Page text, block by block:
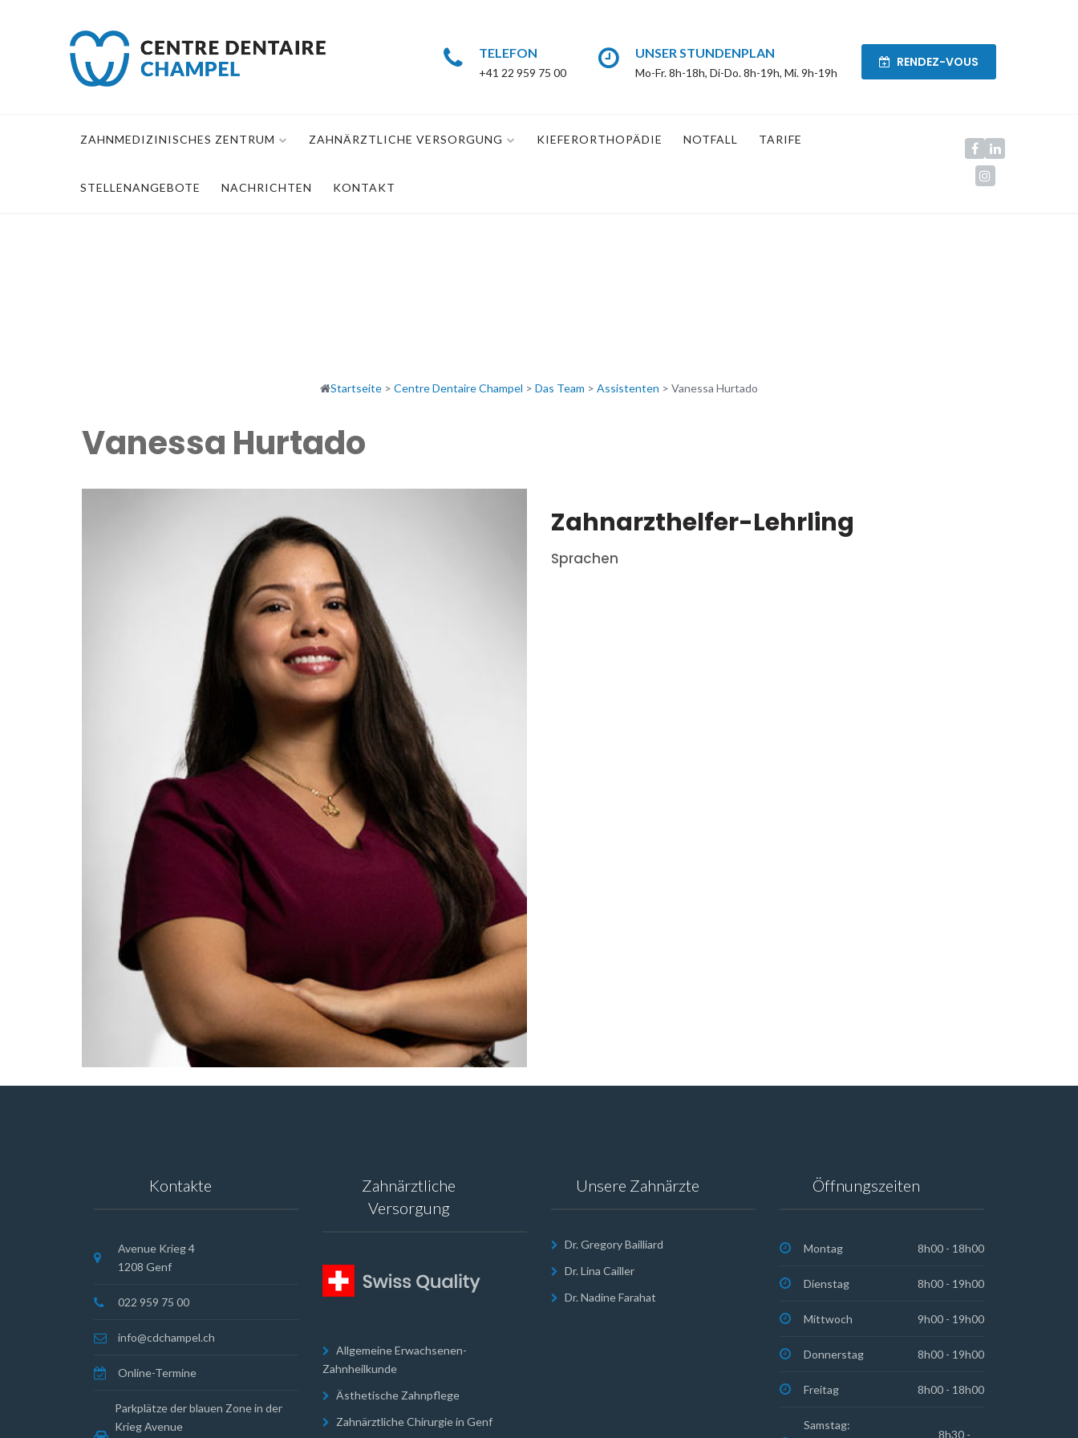
TELEFON
+41 22 959 75 00
UNSER STUNDENPLAN
Mo-Fr. 8h-18h, Di-Do. 8h-19h, Mi. 9h-19h
RENDEZ-VOUS
ZAHNMEDIZINISCHES ZENTRUM ZAHNÄRZTLICHE VERSORGUNG KIEFERORTHOPÄDIE NOTFALL TARIFE
STELLENANGEBOTE NACHRICHTEN KONTAKT
Startseite > Centre Dentaire Champel > Das Team > Assistenten > Vanessa Hurtado
Vanessa Hurtado
Zahnarzthelfer-Lehrling
Sprachen
Kontakte
Avenue Krieg 4
1208 Genf
022 959 75 00
info@cdchampel.ch
Online-Termine
Parkplätze der blauen Zone in der
Krieg Avenue
Zahnärztliche
Versorgung
Allgemeine Erwachsenen-
Zahnheilkunde
Ästhetische Zahnpflege
Zahnärztliche Chirurgie in Genf
Unsere Zahnärzte
Dr. Gregory Bailliard
Dr. Lina Cailler
Dr. Nadine Farahat
Öffnungszeiten
Montag 8h00 - 18h00
Dienstag 8h00 - 19h00
Mittwoch 9h00 - 19h00
Donnerstag 8h00 - 19h00
Freitag 8h00 - 18h00
Samstag:
8h30 -